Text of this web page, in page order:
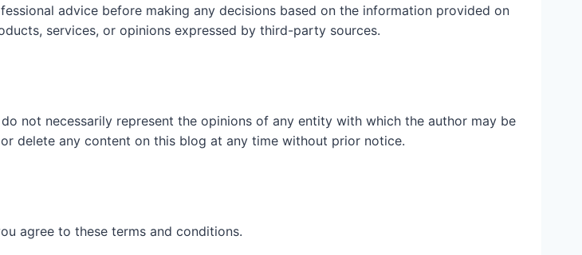
advice before making any decisions based on the information provided on
services, or opinions expressed by third-party sources.
not necessarily represent the opinions of any entity with which the author may be
delete any content on this blog at any time without prior notice.
agree to these terms and conditions.